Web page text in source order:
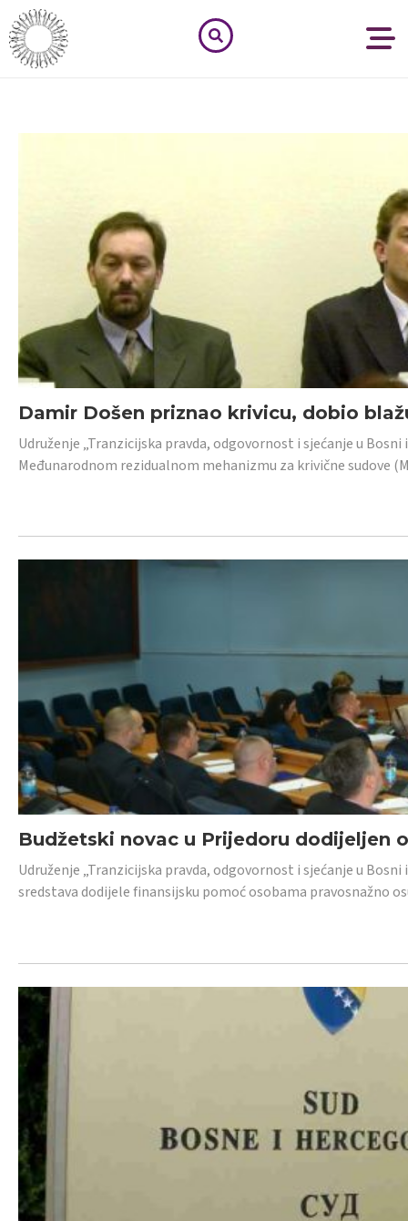
Damir Došen priznao krivicu, dobio
Udruženje „Tranzicijska pravda, odgovornost i sjećanje u
Međunarodnom rezidualnom mehanizmu za krivične sudove
Budžetski novac u Prijedoru dodijeljen
Udruženje „Tranzicijska pravda, odgovornost i sjećanje u
sredstava dodijele finansijsku pomoć osobama pravosnažno